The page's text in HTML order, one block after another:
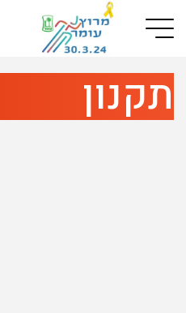
with a small screen
תקנון